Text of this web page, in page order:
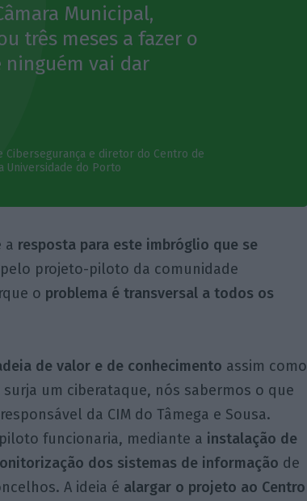
Municipal,
três meses a fazer o
ninguém vai dar
Cibersegurança e diretor do Centro de
Universidade do Porto
a resposta para este imbróglio que se
projeto-piloto da comunidade
o problema é transversal a todos os
de valor e de conhecimento assim como
um ciberataque, nós sabermos o que
da CIM do Tâmega e Sousa.
funcionaria, mediante a instalação de
dos sistemas de informação de
A ideia é alargar o projeto ao Centro